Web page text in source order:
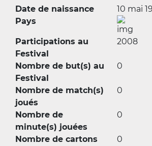
Date de naissance
10 mai
Pays
Participations au
Festival
2008
Nombre de but(s) au
Festival
0
Nombre de match(s)
joués
0
Nombre de
minute(s) jouées
0
Nombre de cartons
0